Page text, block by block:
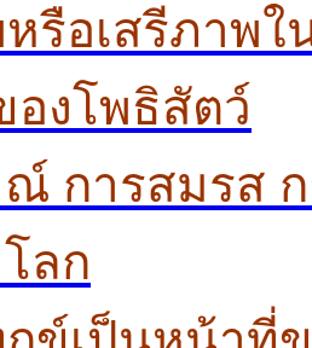
รือเสรีภาพใ
งโพธิสัตว์
การสมรส
ลก